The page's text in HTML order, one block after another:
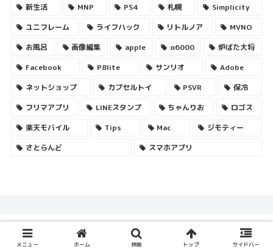
新生活
MNP PS4 札幌
Simplicity
ユニフレーム
ライフハック リトルノア
MVNO
お風呂
画像編集 apple α6000
炉ばた大将
Facebook
P8lite サンリオ
Adobe
ネットショップ
カプセルトイ PSVR
保冷
フリマアプリ
LINEスタンプ ちゃんりお
ロゴス
楽天モバイル
Tips Mac
ジモティー
さとらんど
スマホアプリ
メニュー ホーム 検索 トップ サイドバー